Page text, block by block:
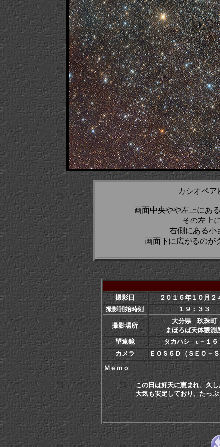
カシオペア
画面中央やや左上にあ
その左上
右側にある小
画面下に広がるのが
撮影日
２０１６年１０月２
撮影開始時刻
１９：３３
撮影場所
大分県 玖珠町
まほろば天体観測
望遠鏡
タカハシ ε－１６
カメラ
ＥＯＳ６Ｄ（ＳＥＯ－
Ｍｅｍｏ
この日は好天に恵まれ、久しぶ
大気も安定しており、たっぷり